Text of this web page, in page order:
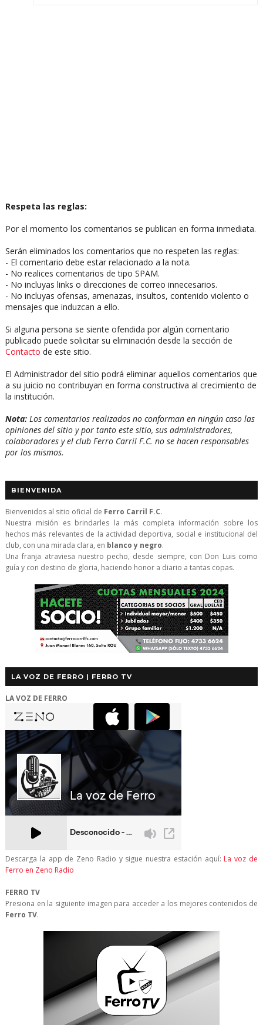
Respeta las reglas:
Por el momento los comentarios se publican en forma inmediata.
Serán eliminados los comentarios que no respeten las reglas:
- El comentario debe estar relacionado a la nota.
- No realices comentarios de tipo SPAM.
- No incluyas links o direcciones de correo innecesarios.
- No incluyas ofensas, amenazas, insultos, contenido violento o
mensajes que induzcan a ello.
Si alguna persona se siente ofendida por algún comentario
publicado puede solicitar su eliminación desde la sección de
Contacto de este sitio.
El Administrador del sitio podrá eliminar aquellos comentarios que
a su juicio no contribuyan en forma constructiva al crecimiento de
la institución.
Nota:Los comentarios realizados no conforman en ningún caso las
opiniones del sitio y por tanto este sitio, sus administradores,
colaboradores y el club Ferro Carril F.C. no se hacen responsables
por los mismos.
BIENVENIDA
Bienvenidos al sitio oficial de Ferro Carril F.C.
Nuestra misión es brindarles la más completa información sobre los
hechos más relevantes de la actividad deportiva, social e institucional del
club, con una mirada clara, en blanco y negro.
Una franja atraviesa nuestro pecho, desde siempre, con Don Luis como
guía y con destino de gloria, haciendo honor a diario a tantas copas.
LA VOZ DE FERRO | FERRO TV
LA VOZ DE FERRO
Descarga la app de Zeno Radio y sigue nuestra estación aquí: La voz de
Ferro en Zeno Radio
FERRO TV
Presiona en la siguiente imagen para acceder a los mejores contenidos de
Ferro TV.